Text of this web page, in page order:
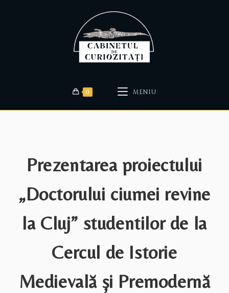
0 MENIU
Prezentarea proiectului
„Doctorului ciumei revine
la Cluj” studentilor de la
Cercul de Istorie
Medievală și Premodernă